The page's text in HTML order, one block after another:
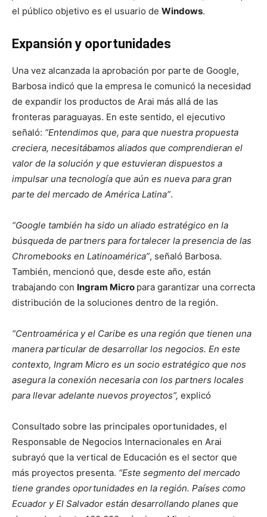
el público objetivo es el usuario de Windows.
Expansión y oportunidades
Una vez alcanzada la aprobación por parte de Google,
Barbosa indicó que la empresa le comunicó la necesidad
de expandir los productos de Arai más allá de las
fronteras paraguayas. En este sentido, el ejecutivo
señaló: “Entendimos que, para que nuestra propuesta
creciera, necesitábamos aliados que comprendieran el
valor de la solución y que estuvieran dispuestos a
impulsar una tecnología que aún es nueva para gran
parte del mercado de América Latina”.
“Google también ha sido un aliado estratégico en la
búsqueda de partners para fortalecer la presencia de las
Chromebooks en Latinoamérica”, señaló Barbosa.
También, mencionó que, desde este año, están
trabajando con Ingram Micro para garantizar una correcta
distribución de la soluciones dentro de la región.
“Centroamérica y el Caribe es una región que tienen una
manera particular de desarrollar los negocios. En este
contexto, Ingram Micro es un socio estratégico que nos
asegura la conexión necesaria con los partners locales
para llevar adelante nuevos proyectos”, explicó
Consultado sobre las principales oportunidades, el
Responsable de Negocios Internacionales en Arai
subrayó que la vertical de Educación es el sector que
más proyectos presenta. “Este segmento del mercado
tiene grandes oportunidades en la región. Países como
Ecuador y El Salvador están desarrollando planes que